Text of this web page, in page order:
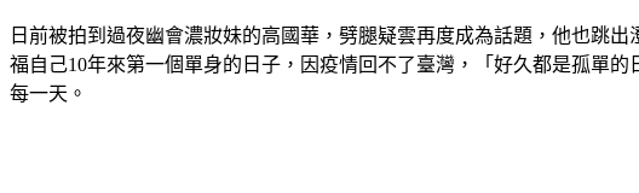
日前被拍到過夜幽會濃妝妹的高國華，劈腿疑雲再度成為話題，他也跳
福自己10年來第一個單身的日子，因疫情回不了臺灣，「好久都是孤單
每一天。